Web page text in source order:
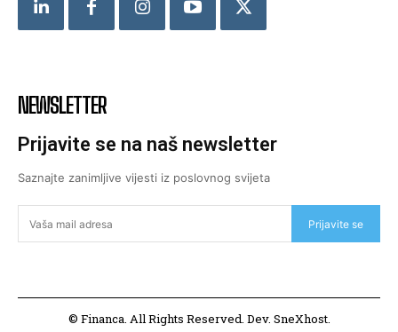
NEWSLETTER
Prijavite se na naš newsletter
Saznajte zanimljive vijesti iz poslovnog svijeta
Prijavite se
© Financa. All Rights Reserved. Dev. SneXhost.